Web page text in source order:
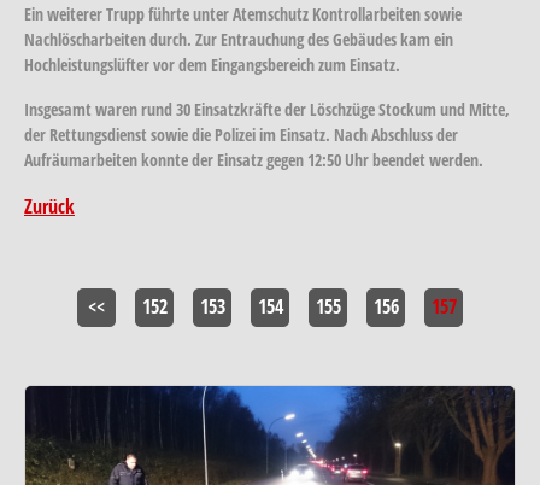
Ein weiterer Trupp führte unter Atemschutz Kontrollarbeiten sowie
Nachlöscharbeiten durch. Zur Entrauchung des Gebäudes kam ein
Hochleistungslüfter vor dem Eingangsbereich zum Einsatz.
Insgesamt waren rund 30 Einsatzkräfte der Löschzüge Stockum und Mitte,
der Rettungsdienst sowie die Polizei im Einsatz. Nach Abschluss der
Aufräumarbeiten konnte der Einsatz gegen 12:50 Uhr beendet werden.
Zurück
<< 152 153 154 155 156 157